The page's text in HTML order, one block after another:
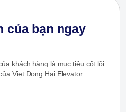
của bạn ngay
khách hàng là mục tiêu cốt lõi
Viet Dong Hai Elevator.